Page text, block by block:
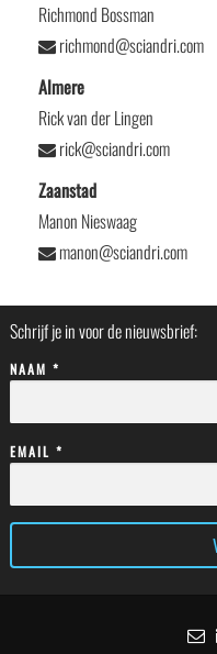
Richmond Bossman
richmond@sciandri.com
Almere
Rick van der Lingen
rick@sciandri.com
Zaanstad
Manon Nieswaag
manon@sciandri.com
Schrijf je in voor de nieuwsbrief:
NAAM *
EMAIL *